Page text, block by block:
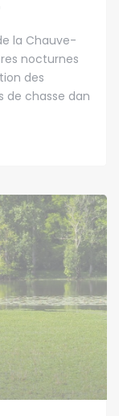
la Chauve-
nocturnes
des
de chasse dan